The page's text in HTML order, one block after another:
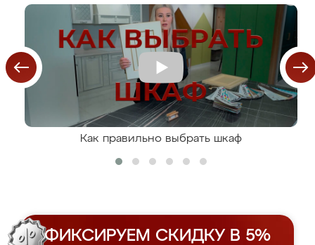
Как правильно выбрать шкаф
ФИКСИРУЕМ СКИДКУ В 5%